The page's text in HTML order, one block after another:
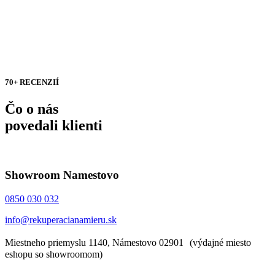
70+ RECENZIÍ
Čo o nás
povedali klienti
Showroom Namestovo
0850 030 032
info@rekuperacianamieru.sk
Miestneho priemyslu 1140, Námestovo 02901 (výdajné miesto
eshopu so showroomom)